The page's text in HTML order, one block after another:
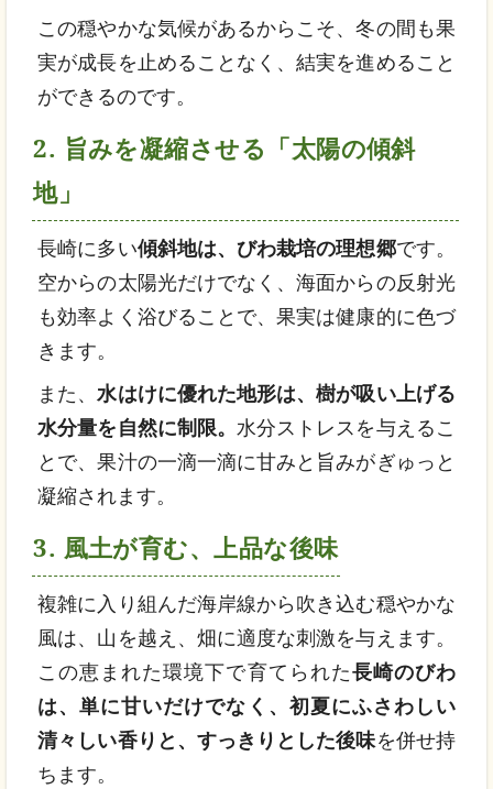
この穏やかな気候があるからこそ、冬の間も果
実が成長を止めることなく、結実を進めること
ができるのです。
2. 旨みを凝縮させる「太陽の傾斜
地」
長崎に多い傾斜地は、びわ栽培の理想郷です。
空からの太陽光だけでなく、海面からの反射光
も効率よく浴びることで、果実は健康的に色づ
きます。
また、水はけに優れた地形は、樹が吸い上げる
水分量を自然に制限。 水分ストレスを与えるこ
とで、果汁の一滴一滴に甘みと旨みがぎゅっと
凝縮されます。
3. 風土が育む、上品な後味
複雑に入り組んだ海岸線から吹き込む穏やかな
風は、山を越え、畑に適度な刺激を与えます。
この恵まれた環境下で育てられた長崎のびわ
は、単に甘いだけでなく、初夏にふさわしい
清々しい香りと、すっきりとした後味を併せ持
ちます。